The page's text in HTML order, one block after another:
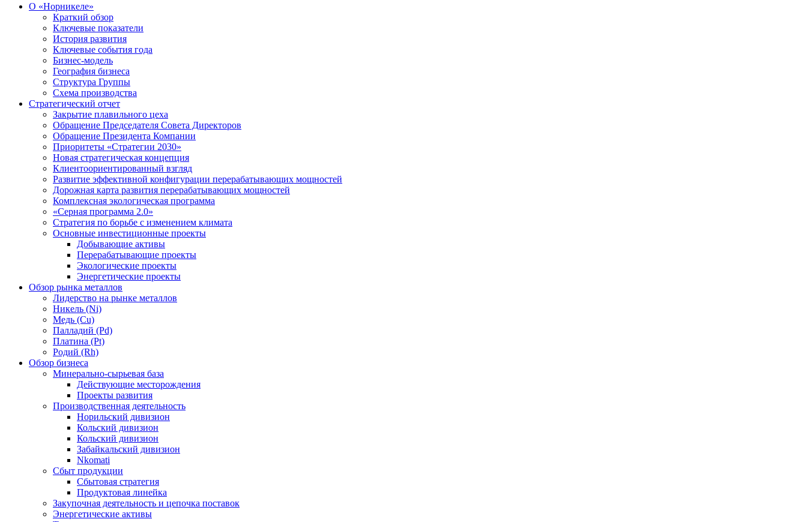
О «Норникеле»
Краткий обзор
Ключевые показатели
История развития
Ключевые события года
Бизнес-модель
География бизнеса
Структура Группы
Схема производства
Стратегический отчет
Закрытие плавильного цеха
Обращение Председателя Совета Директоров
Обращение Президента Компании
Приоритеты «Стратегии 2030»
Новая стратегическая концепция
Клиентоориентированный взгляд
Развитие эффективной конфигурации перерабатывающих мощностей
Дорожная карта развития перерабатывающих мощностей
Комплексная экологическая программа
«Серная программа 2.0»
Стратегия по борьбе с изменением климата
Основные инвестиционные проекты
Добывающие активы
Перерабатывающие проекты
Экологические проекты
Энергетические проекты
Обзор рынка металлов
Лидерство на рынке металлов
Никель (Ni)
Медь (Cu)
Палладий (Pd)
Платина (Pt)
Родий (Rh)
Обзор бизнеса
Минерально-сырьевая база
Действующие месторождения
Проекты развития
Производственная деятельность
Норильский дивизион
Кольский дивизион
Кольский дивизион
Забайкальский дивизион
Nkomati
Сбыт продукции
Сбытовая стратегия
Продуктовая линейка
Закупочная деятельность и цепочка поставок
Энергетические активы